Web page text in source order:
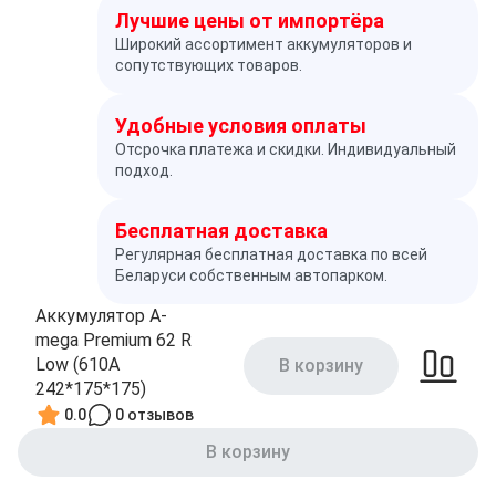
Лучшие цены от импортёра
Широкий ассортимент аккумуляторов и
сопутствующих товаров.
Удобные условия оплаты
Отсрочка платежа и скидки. Индивидуальный
подход.
Бесплатная доставка
Регулярная бесплатная доставка по всей
Беларуси собственным автопарком.
Аккумулятор A-
mega Premium 62 R
Low (610А
242*175*175)
0.0 0 отзывов
В корзину
В корзину